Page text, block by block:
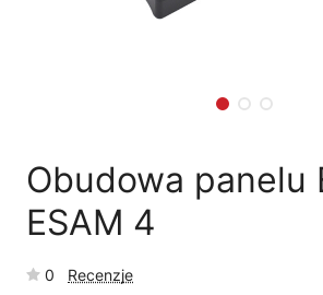
Obudowa panelu
ESAM 4
0 Recenzje